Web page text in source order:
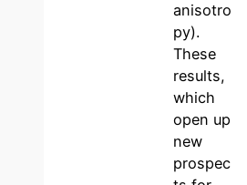
anisotro
py).
These
results,
which
open up
new
prospec